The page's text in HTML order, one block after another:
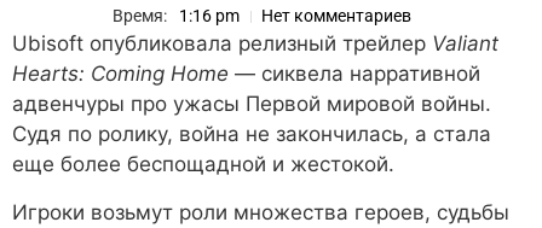
Время:
1:16 pm Нет комментариев
Ubisoft опубликовала релизный трейлер Valiant
Hearts: Coming Home — сиквела нарративной
адвенчуры про ужасы Первой мировой войны.
Судя по ролику, война не закончилась, а стала
еще более беспощадной и жестокой.
Игроки возьмут роли множества героев, судьбы